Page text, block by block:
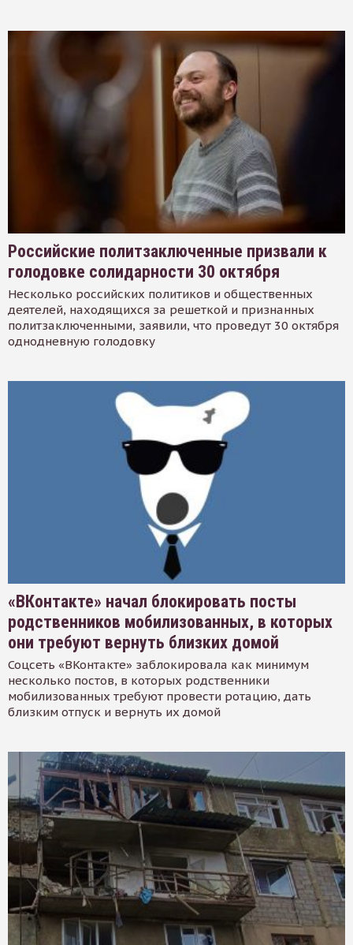
Российские политзаключенные призвали к
голодовке солидарности 30 октября
Несколько российских политиков и общественных
деятелей, находящихся за решеткой и признанных
политзаключенными, заявили, что проведут 30 октября
однодневную голодовку
«ВКонтакте» начал блокировать посты
родственников мобилизованных, в которых
они требуют вернуть близких домой
Соцсеть «ВКонтакте» заблокировала как минимум
несколько постов, в которых родственники
мобилизованных требуют провести ротацию, дать
близким отпуск и вернуть их домой